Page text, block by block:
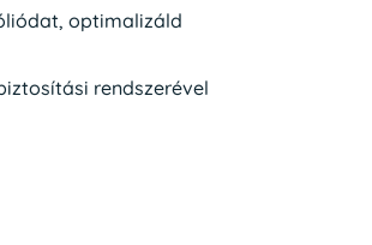
optimalizáld
rendszerével